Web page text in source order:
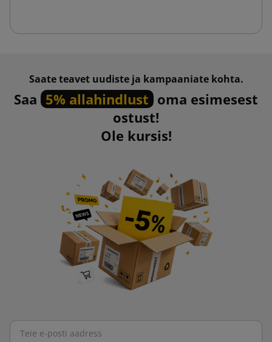
Saate teavet uudiste ja kampaaniate kohta.
Saa 5% allahindlust oma esimesest
ostust!
Ole kursis!